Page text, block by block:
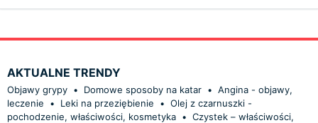
AKTUALNE TRENDY
Objawy grypy • Domowe sposoby na katar • Angina - objawy,
leczenie
• Leki na przeziębienie • Olej z czarnuszki -
pochodzenie, właściwości, kosmetyka • Czystek – właściwości,